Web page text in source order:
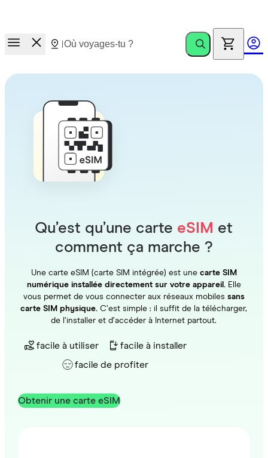
Invite des amis. Gagne jusqu’à €100
Qu’est qu’une carte eSIM et
comment ça marche ?
Une carte eSIM (carte SIM intégrée) est une carte SIM
numérique installée directement sur votre appareil.Elle
vous permet de vous connecter aux réseaux mobiles sans
carte SIM physique. C’est simple : il suffit de la télécharger,
de l’installer et d’accéder à Internet partout.
facile à utiliser
facile à installer
facile de profiter
Obtenir une carte eSIM